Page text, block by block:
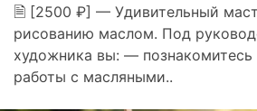
🗎 [2500 ₽] — Удивительный
рисованию маслом. Под
художника вы: — познакомитесь
работы с масляными..